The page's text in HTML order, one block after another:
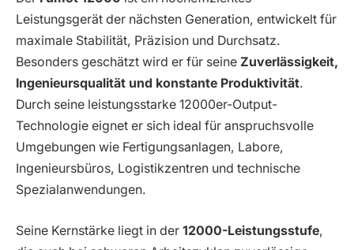
Leistungsgerät der nächsten Generation, entwickelt für
maximale Stabilität, Präzision und Durchsatz.
Besonders geschätzt wird er für seine Zuverlässigkeit,
Ingenieursqualität und konstante Produktivität.
Durch seine leistungsstarke 12000er-Output-
Technologie eignet er sich ideal für anspruchsvolle
Umgebungen wie Fertigungsanlagen, Labore,
Ingenieursbüros, Logistikzentren und technische
Spezialanwendungen.
Seine Kernstärke liegt in der 12000-Leistungsstufe,